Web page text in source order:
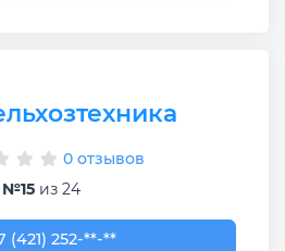
0 отзывов
№15 из 24
(421) 252-83-75
(421) 252-**-**